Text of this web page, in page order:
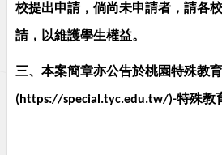
校提出申請，倘尚未申請者，請各
請，以維護學生權益。
三、 本案簡章亦公告於桃園特殊教
(https://special.tyc.edu.tw/)-特殊教